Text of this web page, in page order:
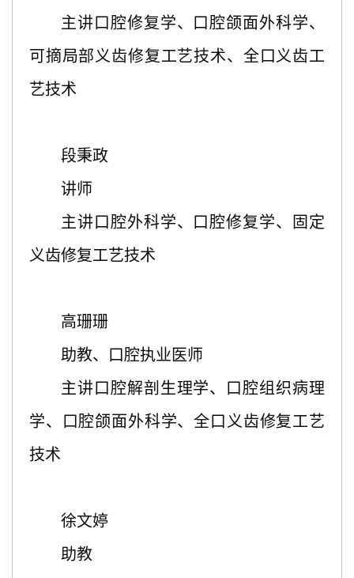
主讲口腔修复学、口腔颌面外科学、
可摘局部义齿修复工艺技术、全口义齿工
艺技术
段秉政
讲师
主讲口腔外科学、口腔修复学、固定
义齿修复工艺技术
高珊珊
助教、口腔执业医师
主讲口腔解剖生理学、口腔组织病理
学、口腔颌面外科学、全口义齿修复工艺
技术
徐文婷
助教